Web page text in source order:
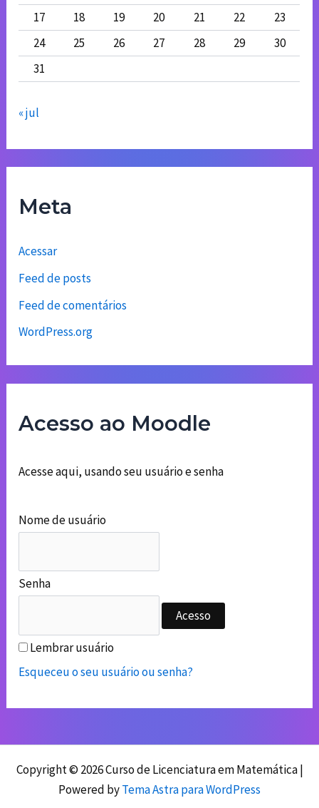
17
18 19 20 21 22
23
24
25 26 27 28 29
30
31
« jul
Meta
Acessar
Feed de posts
Feed de comentários
WordPress.org
Acesso ao Moodle
Acesse aqui, usando seu usuário e senha
Nome de usuário
Senha
Lembrar usuário
Esqueceu o seu usuário ou senha?
Copyright © 2026 Curso de Licenciatura em Matemática |
Powered byTema Astra para WordPress